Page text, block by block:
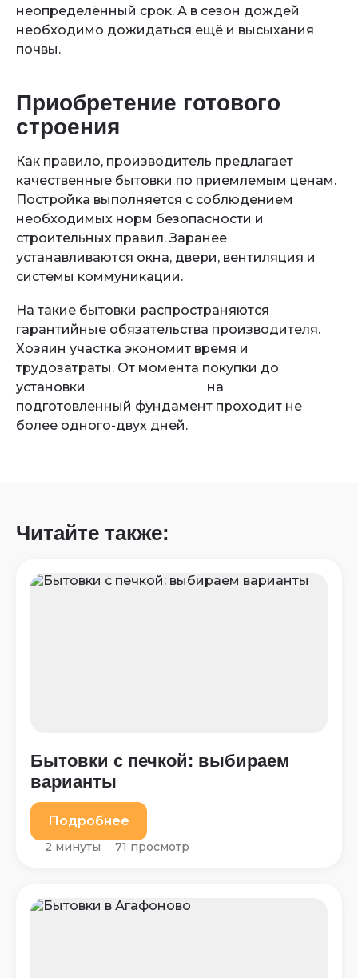
неопределённый срок. А в сезон дождей
необходимо дожидаться ещё и высыхания
почвы.
Приобретение готового
строения
Как правило, производитель предлагает
качественные бытовки по приемлемым ценам.
Постройка выполняется с соблюдением
необходимых норм безопасности и
строительных правил. Заранее
устанавливаются окна, двери, вентиляция и
системы коммуникации.
На такие бытовки распространяются
гарантийные обязательства производителя.
Хозяин участка экономит время и
трудозатраты. От момента покупки до
установки
на
подготовленный фундамент проходит не
более одного-двух дней.
Читайте также:
Бытовки с печкой: выбираем
варианты
Подробнее
2 минуты 71 просмотр